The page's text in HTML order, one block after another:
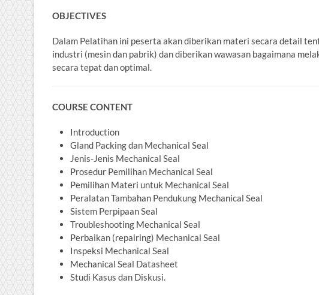
OBJECTIVES
Dalam Pelatihan ini peserta akan diberikan materi secara detail
industri (mesin dan pabrik) dan diberikan wawasan bagaimana
secara tepat dan optimal.
COURSE CONTENT
Introduction
Gland Packing dan Mechanical Seal
Jenis-Jenis Mechanical Seal
Prosedur Pemilihan Mechanical Seal
Pemilihan Materi untuk Mechanical Seal
Peralatan Tambahan Pendukung Mechanical Seal
Sistem Perpipaan Seal
Troubleshooting Mechanical Seal
Perbaikan (repairing) Mechanical Seal
Inspeksi Mechanical Seal
Mechanical Seal Datasheet
Studi Kasus dan Diskusi.